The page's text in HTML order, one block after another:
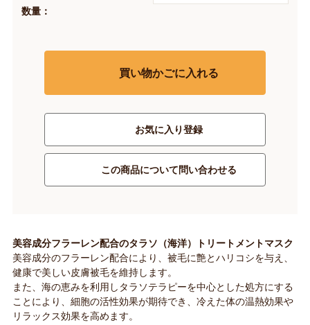
数量：
買い物かごに入れる
お気に入り登録
この商品について問い合わせる
美容成分フラーレン配合のタラソ（海洋）トリートメントマスク
美容成分のフラーレン配合により、被毛に艶とハリコシを与え、
健康で美しい皮膚被毛を維持します。
また、海の恵みを利用しタラソテラピーを中心とした処方にする
ことにより、細胞の活性効果が期待でき、冷えた体の温熱効果や
リラックス効果を高めます。